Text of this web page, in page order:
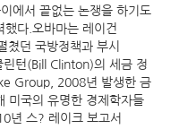
에서 끝없는 논쟁을 하기도
했다.오바마는 레이건
던 국방정책과 부시
턴(Bill Clinton)의 세금 정
Group, 2008년 발생한 금
미국의 유명한 경제학자들
년 스? 레이크 보고서